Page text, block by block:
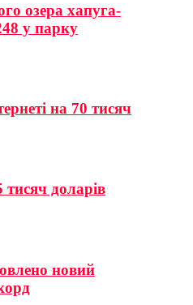
озера хапуга-
у парку
на 70 тисяч
доларів
новий